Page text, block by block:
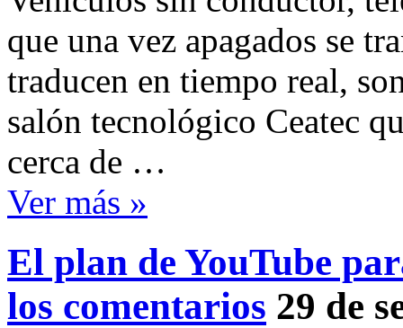
que una vez apagados se
traducen en tiempo real,
salón tecnológico Ceatec
cerca de …
Ver más »
El plan de YouTube
los comentarios 29 de